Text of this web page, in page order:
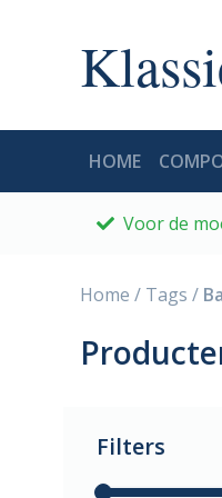
HOME
Voor de
Home / Tags /
Filters